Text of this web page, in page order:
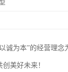
诚为本”的经营理
美好未来！